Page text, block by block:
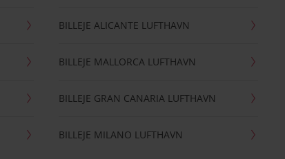
BILLEJE ALICANTE LUFTHAVN
BILLEJE MALLORCA LUFTHAVN
BILLEJE GRAN CANARIA LUFTHAVN
BILLEJE MILANO LUFTHAVN